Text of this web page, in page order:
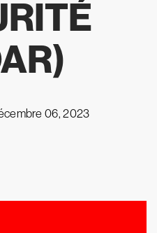
06, 2023